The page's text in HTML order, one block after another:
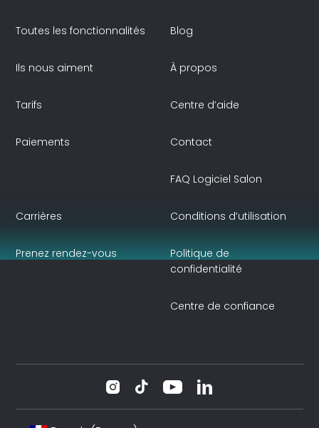
Toutes les fonctionnalités
Ils nous aiment
Tarifs
Paiements
Blog
À propos
Centre d’aide
Contact
FAQ Logiciel Salon
Carrières
Prenez rendez-vous
Conditions d’utilisation
Politique de
confidentialité
Centre de confiance